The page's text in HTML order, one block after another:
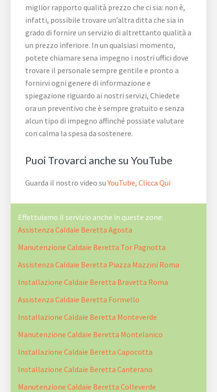
miglior rapporto qualità prezzo che ci sia: non è,
infatti, possibile trovare un’altra ditta che sia in
grado di fornire un servizio di altrettanto qualità a
un prezzo inferiore. In un qualsiasi momento,
potete chiamare sena impegno i nostri uffici dove
trovare il personale sempre gentile e pronto a
fornirvi ogni genere di informazione e
spiegazione riguardo ai nostri servizi, Chiedete
ora un preventivo che è sempre gratuito e senza
alcun tipo di impegno affinché possiate valutare
con calma la spesa da sostenere.
Puoi Trovarci anche su YouTube
Guarda il nostro video suYouTube, Clicca Qui
Effettuiamo il servizio anche in queste zone:
Assistenza Caldaie Beretta Agosta
Manutenzione Caldaie Beretta Tor Pagnotta
Assistenza Caldaie Beretta Piazza Mazzini Roma
Installazione Caldaie Beretta Bravetta Roma
Assistenza Caldaie Beretta Formello
Installazione Caldaie Beretta Monteverde
Manutenzione Caldaie Beretta Montelanico
Installazione Caldaie Beretta Capocotta
Installazione Caldaie Beretta Canterano
Manutenzione Caldaie Beretta Colleverde